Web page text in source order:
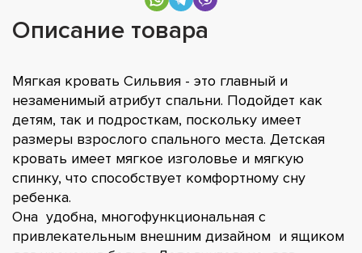
Описание товара
Мягкая кровать Сильвия - это главный и
незаменимый атрибут спальни. Подойдет как
детям, так и подросткам, поскольку имеет
размеры взрослого спального места. Детская
кровать имеет мягкое изголовье и мягкую
спинку, что способствует комфортному сну
ребенка.
Она удобна, многофункциональная с
привлекательным внешним дизайном и ящиком